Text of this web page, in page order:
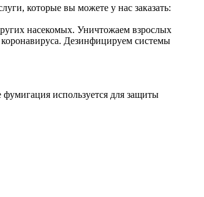
которые вы можете у нас заказать:
насекомых. Уничтожаем взрослых
Дезинфицируем системы
используется для защиты